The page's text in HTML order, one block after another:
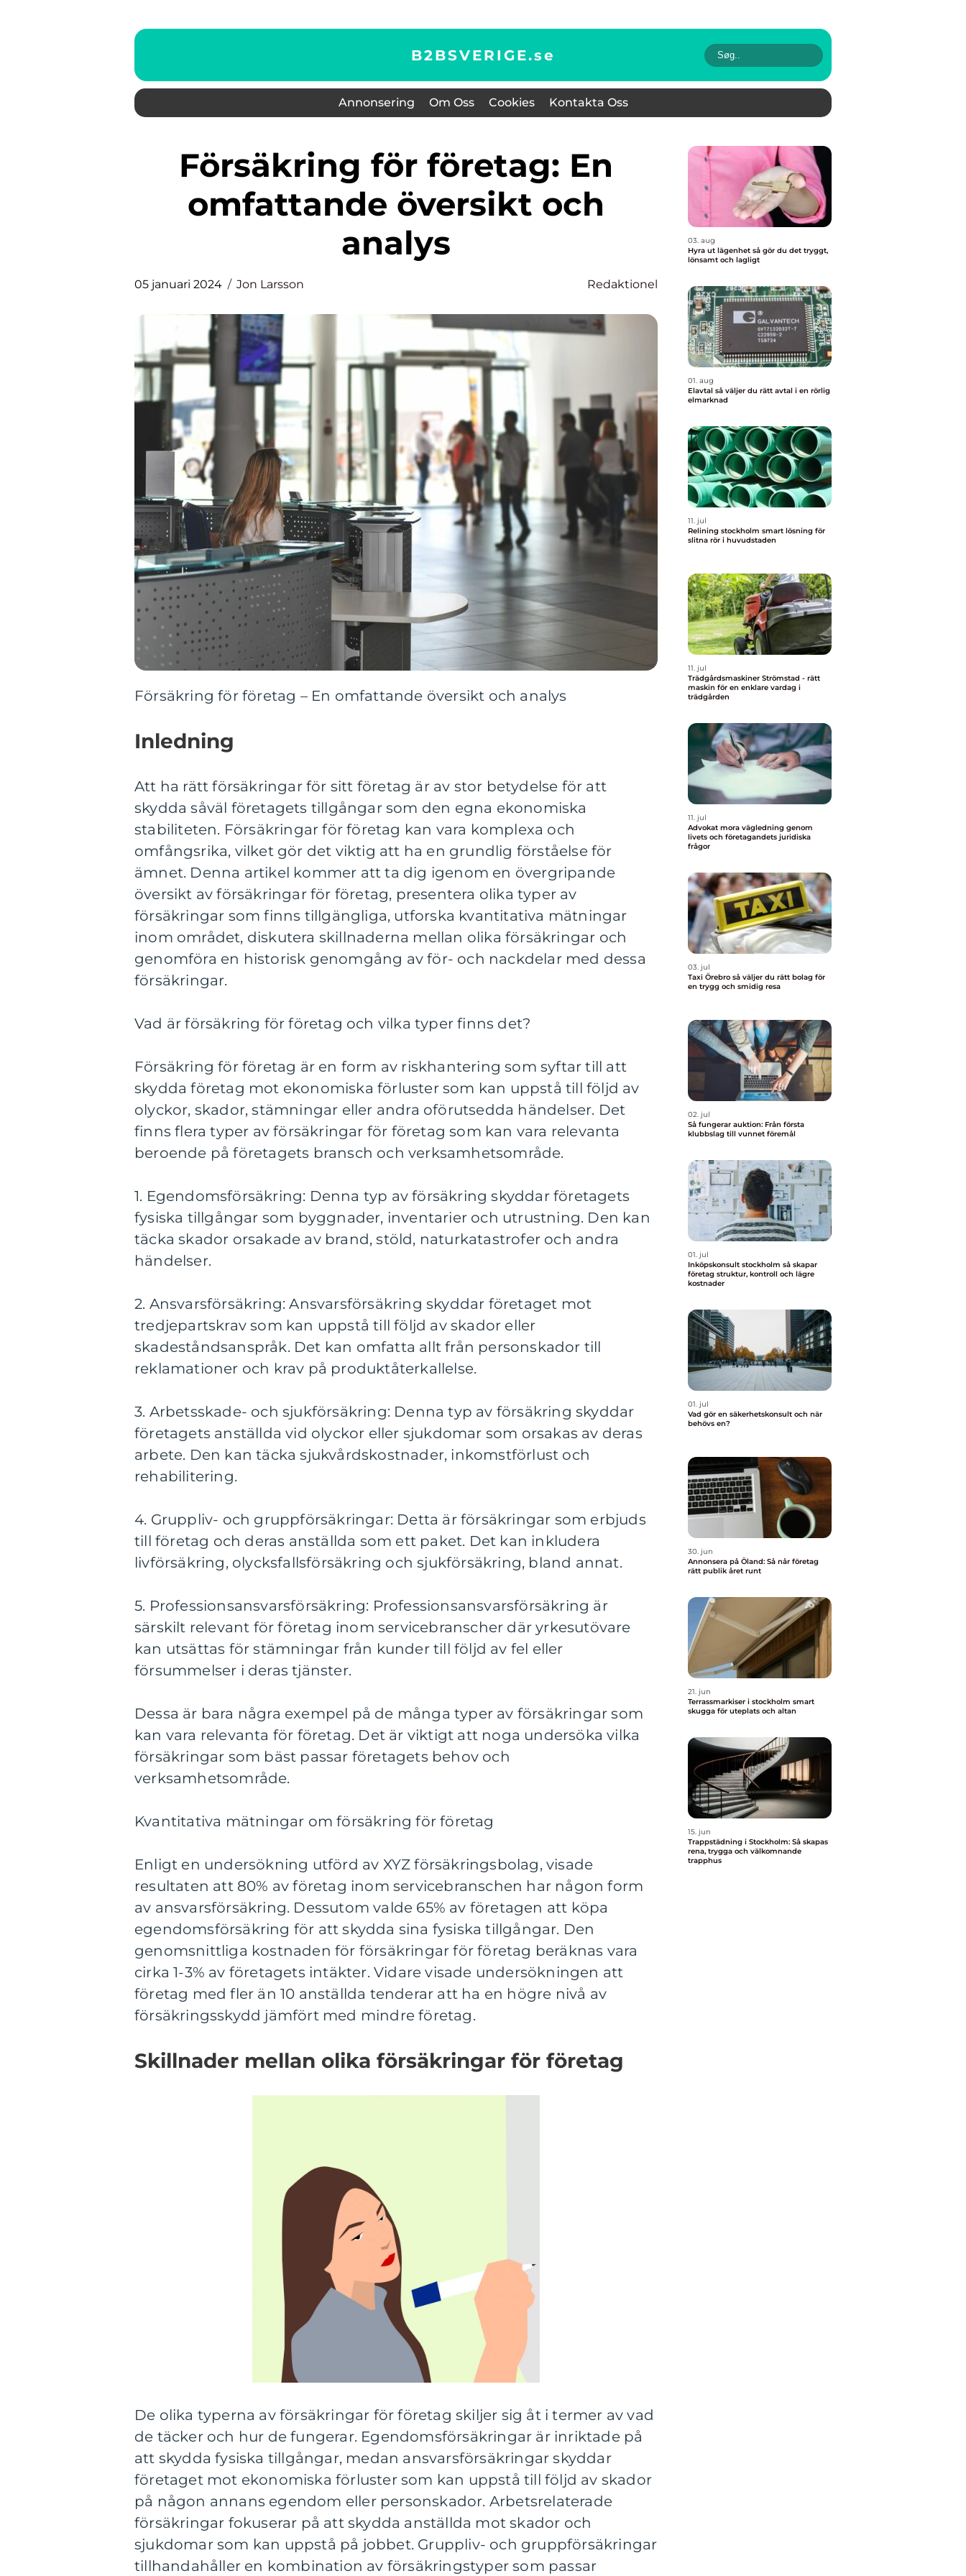
B2BSVERIGE.se
Annonsering Om Oss Cookies Kontakta Oss
Försäkring för företag: En
omfattande översikt och
analys
05 januari 2024 Jon Larsson Redaktionel
Försäkring för företag – En omfattande översikt och analys
Inledning
Att ha rätt försäkringar för sitt företag är av stor betydelse för att
skydda såväl företagets tillgångar som den egna ekonomiska
stabiliteten. Försäkringar för företag kan vara komplexa och
omfångsrika, vilket gör det viktig att ha en grundlig förståelse för
ämnet. Denna artikel kommer att ta dig igenom en övergripande
översikt av försäkringar för företag, presentera olika typer av
försäkringar som finns tillgängliga, utforska kvantitativa mätningar
inom området, diskutera skillnaderna mellan olika försäkringar och
genomföra en historisk genomgång av för- och nackdelar med dessa
försäkringar.
Vad är försäkring för företag och vilka typer finns det?
Försäkring för företag är en form av riskhantering som syftar till att
skydda företag mot ekonomiska förluster som kan uppstå till följd av
olyckor, skador, stämningar eller andra oförutsedda händelser. Det
finns flera typer av försäkringar för företag som kan vara relevanta
beroende på företagets bransch och verksamhetsområde.
1. Egendomsförsäkring: Denna typ av försäkring skyddar företagets
fysiska tillgångar som byggnader, inventarier och utrustning. Den kan
täcka skador orsakade av brand, stöld, naturkatastrofer och andra
händelser.
2. Ansvarsförsäkring: Ansvarsförsäkring skyddar företaget mot
tredjepartskrav som kan uppstå till följd av skador eller
skadeståndsanspråk. Det kan omfatta allt från personskador till
reklamationer och krav på produktåterkallelse.
3. Arbetsskade- och sjukförsäkring: Denna typ av försäkring skyddar
företagets anställda vid olyckor eller sjukdomar som orsakas av deras
arbete. Den kan täcka sjukvårdskostnader, inkomstförlust och
rehabilitering.
4. Gruppliv- och gruppförsäkringar: Detta är försäkringar som erbjuds
till företag och deras anställda som ett paket. Det kan inkludera
livförsäkring, olycksfallsförsäkring och sjukförsäkring, bland annat.
5. Professionsansvarsförsäkring: Professionsansvarsförsäkring är
särskilt relevant för företag inom servicebranscher där yrkesutövare
kan utsättas för stämningar från kunder till följd av fel eller
försummelser i deras tjänster.
Dessa är bara några exempel på de många typer av försäkringar som
kan vara relevanta för företag. Det är viktigt att noga undersöka vilka
försäkringar som bäst passar företagets behov och
verksamhetsområde.
Kvantitativa mätningar om försäkring för företag
Enligt en undersökning utförd av XYZ försäkringsbolag, visade
resultaten att 80% av företag inom servicebranschen har någon form
av ansvarsförsäkring. Dessutom valde 65% av företagen att köpa
egendomsförsäkring för att skydda sina fysiska tillgångar. Den
genomsnittliga kostnaden för försäkringar för företag beräknas vara
cirka 1-3% av företagets intäkter. Vidare visade undersökningen att
företag med fler än 10 anställda tenderar att ha en högre nivå av
försäkringsskydd jämfört med mindre företag.
Skillnader mellan olika försäkringar för företag
De olika typerna av försäkringar för företag skiljer sig åt i termer av vad
de täcker och hur de fungerar. Egendomsförsäkringar är inriktade på
att skydda fysiska tillgångar, medan ansvarsförsäkringar skyddar
företaget mot ekonomiska förluster som kan uppstå till följd av skador
på någon annans egendom eller personskador. Arbetsrelaterade
försäkringar fokuserar på att skydda anställda mot skador och
sjukdomar som kan uppstå på jobbet. Gruppliv- och gruppförsäkringar
tillhandahåller en kombination av försäkringstyper som passar
03. aug
Hyra ut lägenhet så gör du det tryggt,
lönsamt och lagligt
01. aug
Elavtal så väljer du rätt avtal i en rörlig
elmarknad
11. jul
Relining stockholm smart lösning för
slitna rör i huvudstaden
11. jul
Trädgårdsmaskiner Strömstad - rätt
maskin för en enklare vardag i
trädgården
11. jul
Advokat mora vägledning genom
livets och företagandets juridiska
frågor
03. jul
Taxi Örebro så väljer du rätt bolag för
en trygg och smidig resa
02. jul
Så fungerar auktion: Från första
klubbslag till vunnet föremål
01. jul
Inköpskonsult stockholm så skapar
företag struktur, kontroll och lägre
kostnader
01. jul
Vad gör en säkerhetskonsult och när
behövs en?
30. jun
Annonsera på Öland: Så når företag
rätt publik året runt
21. jun
Terrassmarkiser i stockholm smart
skugga för uteplats och altan
15. jun
Trappstädning i Stockholm: Så skapas
rena, trygga och välkomnande
trapphus